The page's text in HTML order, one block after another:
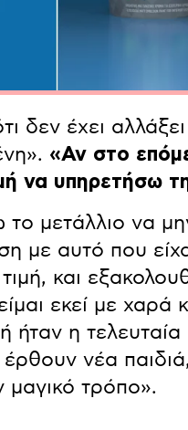
δεν έχει
«Αν στο
να υπηρετήσω
το μετάλλιο να
με αυτό που
τιμή, και
εκεί με χαρά
ήταν η τελευταία
νέα
μαγικό τρόπο».